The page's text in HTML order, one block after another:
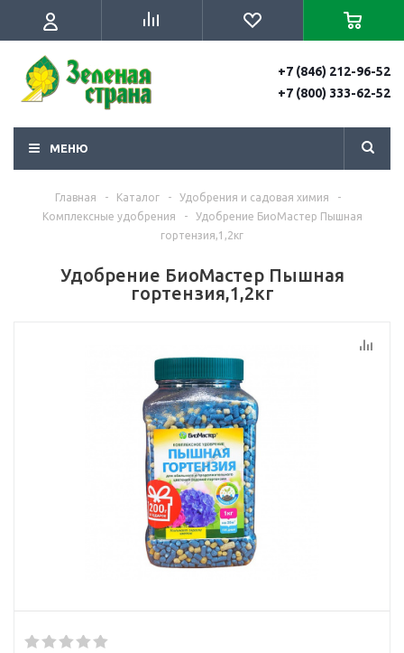
+7 (846) 212-96-52
+7 (800) 333-62-52
МЕНЮ
Главная - Каталог - Удобрения и садовая химия
-
Комплексные удобрения
-
Удобрение БиоМастер Пышная
гортензия,1,2кг
Удобрение БиоМастер Пышная
гортензия,1,2кг